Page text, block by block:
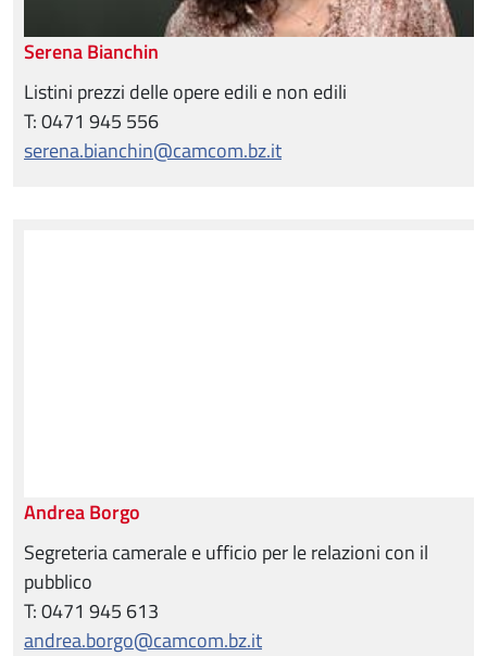
Serena Bianchin
Listini prezzi delle opere edili e non edili
T: 0471 945 556
serena.bianchin@camcom.bz.it
Andrea Borgo
Segreteria camerale e ufficio per le relazioni con il
pubblico
T: 0471 945 613
andrea.borgo@camcom.bz.it